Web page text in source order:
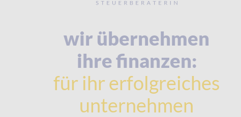
wir übernehmen
ihre finanzen:
für ihr erfolgreiches
unternehmen